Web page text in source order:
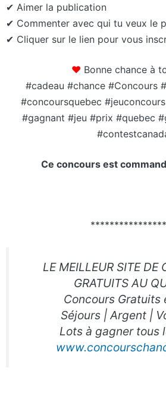
✔ Aimer la publication
✔ Commenter avec qui tu veux le
✔ Cliquer sur le lien pour vous
❤ Bonne chance à
#cadeau #chance #Concours
#concoursquebec
#gagnant #jeu #prix #quebec
Ce concours est
LE MEILLEUR SITE DE
GRATUITS AU
Concours Gratuits
Séjours | Argent |
Lots à gagner tous